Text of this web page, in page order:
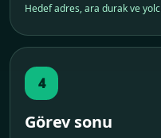
Hedef adres, ara durak ve
4
Görev sonu